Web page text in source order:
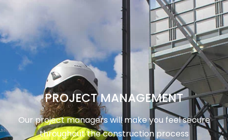
PROJECT MANAGEMENT
Our project managers will make you feel secure
throughout the construction process